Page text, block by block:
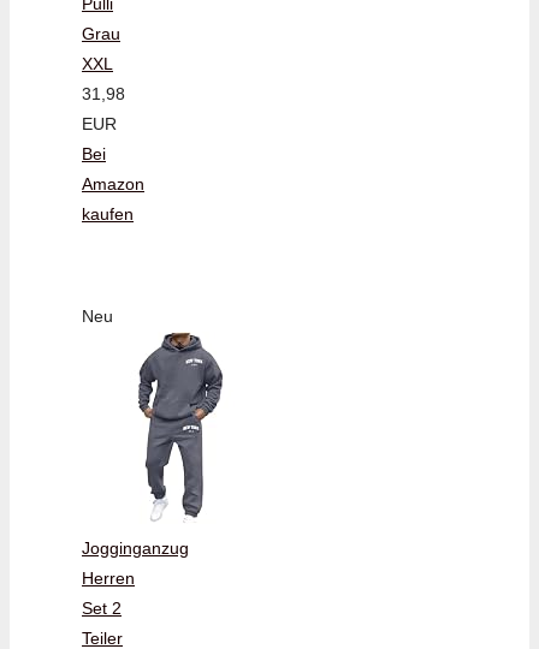
Grau
XXL
31,98
EUR
Bei
Amazon
kaufen
Neu
Jogginganzug
Herren
Set 2
Teiler